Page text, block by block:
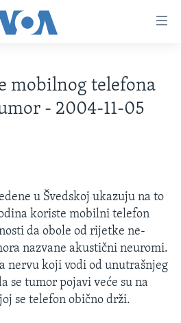
DRŽAVE
mobilnog telefona
- 2004-11-05
u Švedskoj ukazuju na to
koriste mobilni telefon
da obole od rijetke ne-
nazvane akustični neuromi.
nervu koji vodi od unutrašnjeg
se tumor pojavi veće su na
se telefon obično drži.